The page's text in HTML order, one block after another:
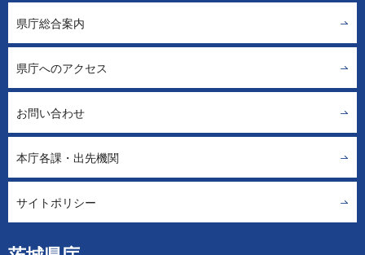
県庁総合案内
県庁へのアクセス
お問い合わせ
本庁各課・出先機関
サイトポリシー